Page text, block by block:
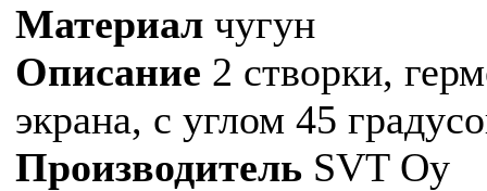
Материал чугун
Описание 2 створки,
экрана, с углом 45
Производитель SVT Oy